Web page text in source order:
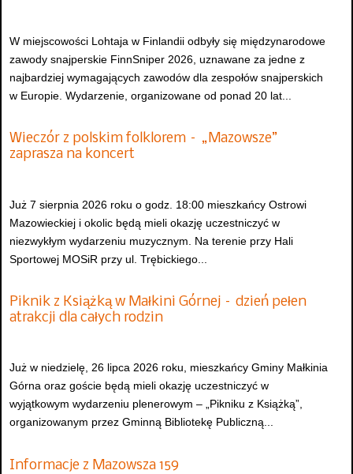
W miejscowości Lohtaja w Finlandii odbyły się międzynarodowe
zawody snajperskie FinnSniper 2026, uznawane za jedne z
najbardziej wymagających zawodów dla zespołów snajperskich
w Europie. Wydarzenie, organizowane od ponad 20 lat...
Wieczór z polskim folklorem – „Mazowsze”
zaprasza na koncert
Już 7 sierpnia 2026 roku o godz. 18:00 mieszkańcy Ostrowi
Mazowieckiej i okolic będą mieli okazję uczestniczyć w
niezwykłym wydarzeniu muzycznym. Na terenie przy Hali
Sportowej MOSiR przy ul. Trębickiego...
Piknik z Książką w Małkini Górnej – dzień pełen
atrakcji dla całych rodzin
Już w niedzielę, 26 lipca 2026 roku, mieszkańcy Gminy Małkinia
Górna oraz goście będą mieli okazję uczestniczyć w
wyjątkowym wydarzeniu plenerowym – „Pikniku z Książką”,
organizowanym przez Gminną Bibliotekę Publiczną...
Informacje z Mazowsza 159